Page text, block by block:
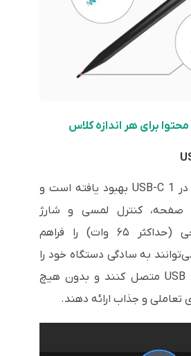
برای هر اندازه کلاس
اتصال با پورت 3 در 1 USB-C بهبود یافته است و
صفحه، کنترل لمسی و شارژ
دستگاه‌های خارجی (حداکثر ۶۵ وات) را فراهم
به سادگی دستگاه خود را
به پورت USB Type-C متصل کنند و بدون هیچ
تعاملی و جذاب ارائه دهند.